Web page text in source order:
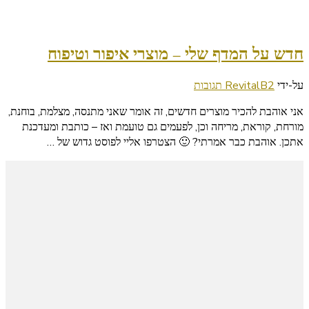
חדש על המדף שלי – מוצרי איפור וטיפוח
על-ידי RevitalB2 תגובות
על
על
המדף
שלי
אני אוהבת להכיר מוצרים חדשים, זה אומר שאני מתנסה, מצלמת, בוחנת,
מורחת, קוראת, מריחה וכן, לפעמים גם טועמת ואז – כותבת ומעדכנת
אתכן. אוהבת כבר אמרתי? 🙂 הצטרפו אליי לפוסט גדוש של …